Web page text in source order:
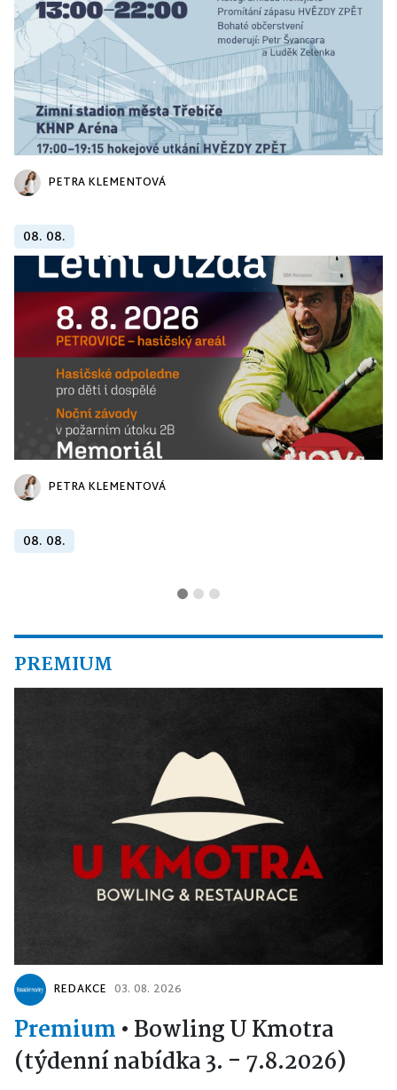
PETRA KLEMENTOVÁ
08. 08.
PETRA KLEMENTOVÁ
08. 08.
PREMIUM
REDAKCE 03. 08. 2026
Premium • Bowling U Kmotra
(týdenní nabídka 3. - 7.8.2026)